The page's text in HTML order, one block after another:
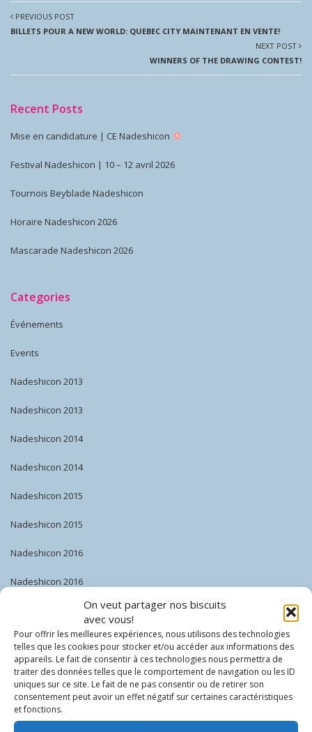
On veut partager nos biscuits
avec vous!
Pour offrir les meilleures expériences, nous utilisons des technologies
telles que les cookies pour stocker et/ou accéder aux informations des
appareils. Le fait de consentir à ces technologies nous permettra de
traiter des données telles que le comportement de navigation ou les ID
uniques sur ce site. Le fait de ne pas consentir ou de retirer son
consentement peut avoir un effet négatif sur certaines caractéristiques
et fonctions.
PREVIOUS POST
BILLETS POUR A NEW WORLD: QUEBEC CITY MAINTENANT EN VENTE!
NEXT POST
WINNERS OF THE DRAWING CONTEST!
Recent Posts
Mise en candidature | CE Nadeshicon
Festival Nadeshicon | 10 – 12 avril 2026
Tournois Beyblade Nadeshicon
Horaire Nadeshicon 2026
Mascarade Nadeshicon 2026
Categories
Événements
Events
Nadeshicon 2013
Nadeshicon 2013
Nadeshicon 2014
Nadeshicon 2014
Nadeshicon 2015
Nadeshicon 2015
Nadeshicon 2016
Nadeshicon 2016
Nadeshicon 2017
Nadeshicon 2018
Nadeshicon 2018
Nadeshicon 2019